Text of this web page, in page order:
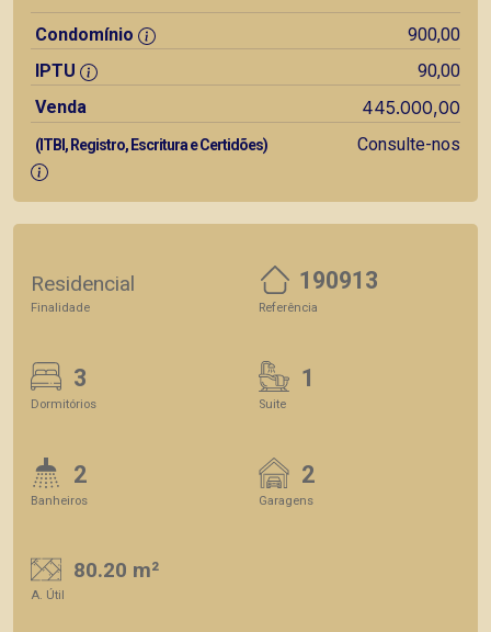
Condomínio
900,00
IPTU
90,00
Venda
445.000,00
(ITBI, Registro, Escritura e Certidões) Consulte-nos
Residencial
Finalidade
190913
Referência
3
Dormitórios
1
Suite
2
Banheiros
2
Garagens
80.20 m²
A. Útil